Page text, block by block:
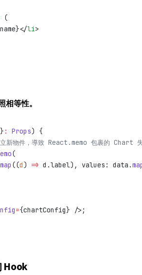
(
li>
等性。
} : Props) {
新物件，導致 React.memo 包裹的 Chart
(
map ((d) => d.label), values: data.
={chartConfig} />;
Hook